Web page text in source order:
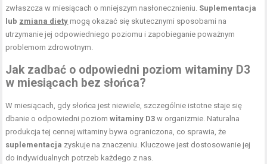
zwłaszcza w miesiącach o mniejszym nasłonecznieniu. Suplementacja
lub zmiana diety mogą okazać się skutecznymi sposobami na
utrzymanie jej odpowiedniego poziomu i zapobieganie poważnym
problemom zdrowotnym.
Jak zadbać o odpowiedni poziom witaminy D3
w miesiącach bez słońca?
W miesiącach, gdy słońca jest niewiele, szczególnie istotne staje się
dbanie o odpowiedni poziomwitaminy D3 w organizmie. Naturalna
produkcja tej cennej witaminy bywa ograniczona, co sprawia, że
suplementacja zyskuje na znaczeniu. Kluczowe jest dostosowanie jej
do indywidualnych potrzeb każdego z nas.